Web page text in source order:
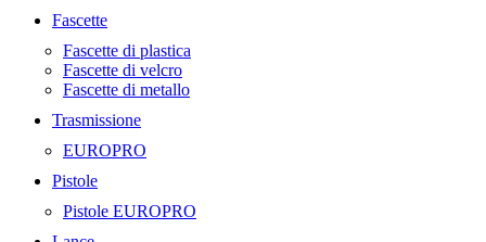
Fascette
Fascette di plastica
Fascette di velcro
Fascette di metallo
Trasmissione
EUROPRO
Pistole
Pistole EUROPRO